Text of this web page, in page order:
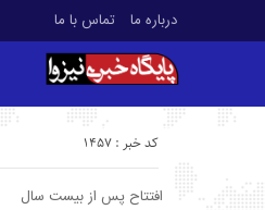
درباره ما تماس با ما
کد خبر : 1457
افتتاح پس از بیست سال